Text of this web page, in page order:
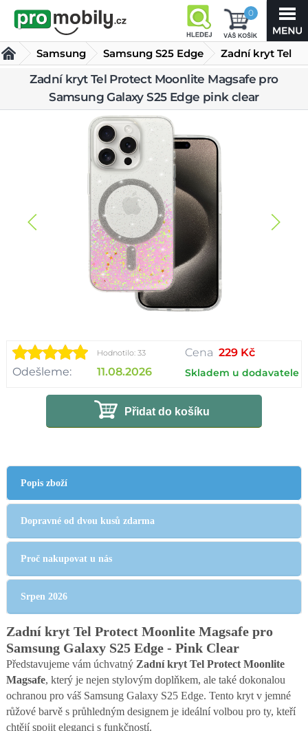
0
Samsung
Samsung S25 Edge
Kryty Samsung S25 Edge
Zadní kryt Tel
Protect
Moonlite Magsafe pro
Samsung Galaxy S25 Edge pink clear
Zadní kryt Tel Protect Moonlite Magsafe pro
Samsung Galaxy S25 Edge pink clear
Hodnotilo: 33
Odešleme: 11.08.2026
Cena 229 Kč
Skladem u dodavatele
Přidat do košíku
Popis zboží
Dopravné od dvou kusů zdarma
Proč nakupovat u nás
Srpen 2026
Zadní kryt Tel Protect Moonlite Magsafe pro
Samsung Galaxy S25 Edge - Pink Clear
Představujeme vám úchvatný Zadní kryt Tel Protect Moonlite
Magsafe, který je nejen stylovým doplňkem, ale také dokonalou
ochranou pro váš Samsung Galaxy S25 Edge. Tento kryt v jemné
růžové barvě s průhledným designem je ideální volbou pro ty, kteří
chtějí spojit eleganci s funkčností.